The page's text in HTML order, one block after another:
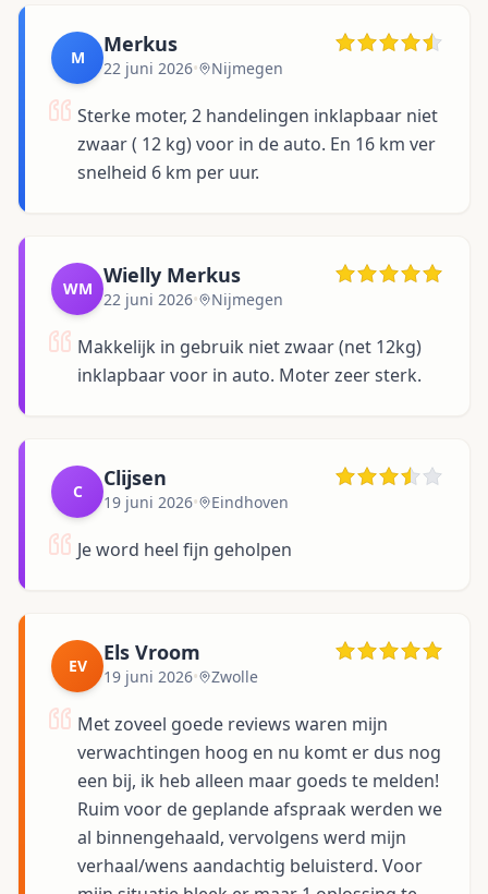
M
Merkus
22 juni 2026• Nijmegen
Sterke moter, 2 handelingen inklapbaar niet
zwaar ( 12 kg) voor in de auto. En 16 km ver
snelheid 6 km per uur.
WM
Wielly Merkus
22 juni 2026• Nijmegen
Makkelijk in gebruik niet zwaar (net 12kg)
inklapbaar voor in auto. Moter zeer sterk.
C
Clijsen
19 juni 2026• Eindhoven
Je word heel fijn geholpen
EV
Els Vroom
19 juni 2026• Zwolle
Met zoveel goede reviews waren mijn
verwachtingen hoog en nu komt er dus nog
een bij, ik heb alleen maar goeds te melden!
Ruim voor de geplande afspraak werden we
al binnengehaald, vervolgens werd mijn
verhaal/wens aandachtig beluisterd. Voor